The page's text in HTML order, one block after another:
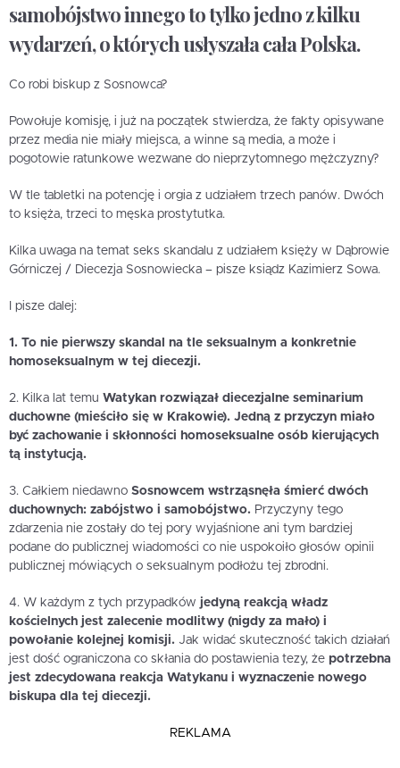
samobójstwo innego to tylko jedno z kilku
wydarzeń, o których usłyszała cała Polska.
Co robi biskup z Sosnowca?
Powołuje komisję, i już na początek stwierdza, że fakty opisywane
przez media nie miały miejsca, a winne są media, a może i
pogotowie ratunkowe wezwane do nieprzytomnego mężczyzny?
W tle tabletki na potencję i orgia z udziałem trzech panów. Dwóch
to księża, trzeci to męska prostytutka.
Kilka uwaga na temat seks skandalu z udziałem księży w Dąbrowie
Górniczej / Diecezja Sosnowiecka – pisze ksiądz Kazimierz Sowa.
I pisze dalej:
1. To nie pierwszy skandal na tle seksualnym a konkretnie
homoseksualnym w tej diecezji.
2. Kilka lat temu Watykan rozwiązał diecezjalne seminarium
duchowne (mieściło się w Krakowie). Jedną z przyczyn miało
być zachowanie i skłonności homoseksualne osób kierujących
tą instytucją.
3. Całkiem niedawno Sosnowcem wstrząsnęła śmierć dwóch
duchownych: zabójstwo i samobójstwo. Przyczyny tego
zdarzenia nie zostały do tej pory wyjaśnione ani tym bardziej
podane do publicznej wiadomości co nie uspokoiło głosów opinii
publicznej mówiących o seksualnym podłożu tej zbrodni.
4. W każdym z tych przypadków jedyną reakcją władz
kościelnych jest zalecenie modlitwy (nigdy za mało) i
powołanie kolejnej komisji. Jak widać skuteczność takich działań
jest dość ograniczona co skłania do postawienia tezy, że potrzebna
jest zdecydowana reakcja Watykanu i wyznaczenie nowego
biskupa dla tej diecezji.
REKLAMA